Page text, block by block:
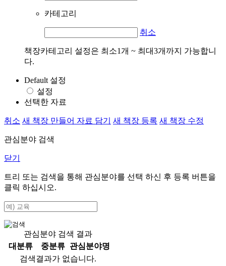
카테고리
취소
책장카테고리 설정은 최소1개 ~ 최대3개까지 가능합니
다.
Default 설정
설정
선택한 자료
취소 새 책장 만들어 자료 담기 새 책장 등록 새 책장 수정
관심분야 검색
닫기
트리 또는 검색을 통해 관심분야를 선택 하신 후 등록 버튼을
클릭 하십시오.
관심분야 검색 결과
대분류
중분류
관심분야명
검색결과가 없습니다.